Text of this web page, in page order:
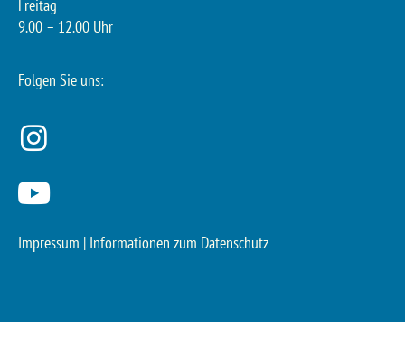
Freitag
9.00 – 12.00 Uhr
Folgen Sie uns:
Impressum | Informationen zum Datenschutz